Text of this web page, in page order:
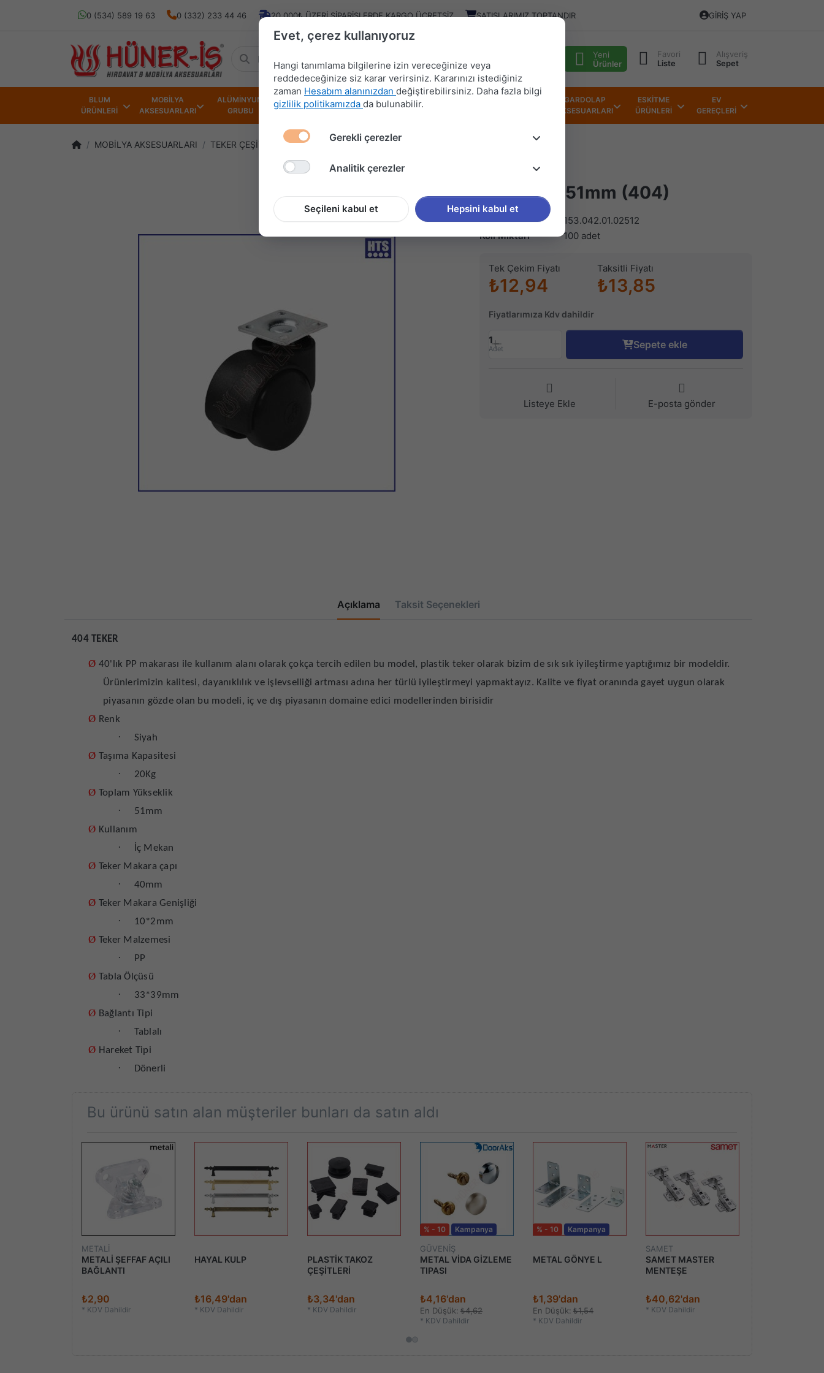
0 (534) 589 19 63 0 (332) 233 44 46 20.000₺ ÜZERI SIPARIŞLERDE KARGO ÜCRETSIZ SATIŞLARIMIZ TOPTANDIR GIRIŞ YAP
Yeni
Ürünler
Favori
Liste
Alışveriş
Sepet
BLUM
ÜRÜNLERİ
MOBİLYA
AKSESUARLARI
ALÜMİNYUM
GRUBU
HIRDAVAT
MALZEMELERİ
MUTFAK
AKSESUARLARI
GARDOLAP
AKSESUARLARI
ESKİTME
ÜRÜNLERİ
EV
GEREÇLERİ
MOBİLYA AKSESUARLARI TEKER ÇEŞİTLERİ PP TEKER 51mm (404)
PP TEKER 51mm (404)
Stok kodu (SKU)
153.042.01.02512
Koli Miktarı
100 adet
Tek Çekim Fiyatı
₺12,94
Taksitli Fiyatı
₺13,85
Fiyatlarımıza Kdv dahildir
1
Adet Sepete ekle
Listeye Ekle E-posta gönder
Açıklama Taksit Seçenekleri
404 TEKER
Ø 40'lık PP makarası ile kullanım alanı olarak çokça tercih edilen bu model, plastik teker olarak bizim de sık sık iyileştirme yaptığımız bir modeldir.
Ürünlerimizin kalitesi, dayanıklılık ve işlevselliği artması adına her türlü iyileştirmeyi yapmaktayız. Kalite ve fiyat oranında gayet uygun olarak
piyasanın gözde olan bu modeli, iç ve dış piyasanın domaine edici modellerinden birisidir
Ø Renk
· Siyah
Ø Taşıma Kapasitesi
· 20Kg
Ø Toplam Yükseklik
· 51mm
Ø Kullanım
· İç Mekan
Ø Teker Makara çapı
· 40mm
Ø Teker Makara Genişliği
· 10*2mm
Ø Teker Malzemesi
· PP
Ø Tabla Ölçüsü
· 33*39mm
Ø Bağlantı Tipi
· Tablalı
Ø Hareket Tipi
· Dönerli
Bu ürünü satın alan müşteriler bunları da satın aldı
METALİ
METALİ ŞEFFAF AÇILI
BAĞLANTI
₺2,90
* KDV Dahildir
HAYAL KULP
₺16,49'dan
* KDV Dahildir
PLASTİK TAKOZ
ÇEŞİTLERİ
₺3,34'dan
* KDV Dahildir
% - 10 Kampanya
GÜVENİŞ
METAL VİDA GİZLEME
TIPASI
₺4,16'dan
En Düşük: ₺4,62
* KDV Dahildir
% - 10 Kampanya
METAL GÖNYE L
₺1,39'dan
En Düşük: ₺1,54
* KDV Dahildir
SAMET
SAMET MASTER
MENTEŞE
₺40,62'dan
* KDV Dahildir
Evet, çerez kullanıyoruz
Hangi tanımlama bilgilerine izin vereceğinize veya
reddedeceğinize siz karar verirsiniz. Kararınızı istediğiniz
zaman Hesabım alanınızdan değiştirebilirsiniz. Daha fazla bilgi
gizlilik politikamızda da bulunabilir.
Gerekli çerezler
Analitik çerezler
Seçileni kabul et Hepsini kabul et